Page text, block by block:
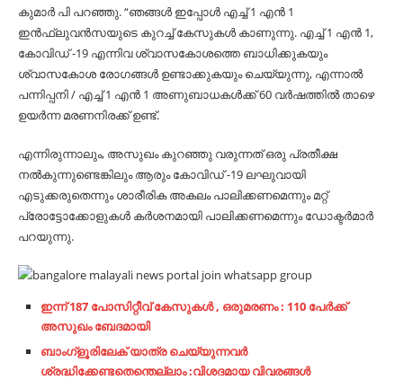
കുമാർ പി പറഞ്ഞു. “ഞങ്ങൾ ഇപ്പോൾ എച്ച് 1 എൻ 1
ഇൻഫ്ലുവൻസയുടെ കുറച്ച് കേസുകൾ കാണുന്നു. എച്ച് 1 എൻ 1,
കോവിഡ് -19 എന്നിവ ശ്വാസകോശത്തെ ബാധിക്കുകയും
ശ്വാസകോശ രോഗങ്ങൾ ഉണ്ടാക്കുകയും ചെയ്യുന്നു, എന്നാൽ
പന്നിപ്പനി / എച്ച് 1 എൻ 1 അണുബാധകൾക്ക് 60 വർഷത്തിൽ താഴെ
ഉയർന്ന മരണനിരക്ക് ഉണ്ട്.
എന്നിരുന്നാലും, അസുഖം കുറഞ്ഞു വരുന്നത് ഒരു പ്രതീക്ഷ
നൽകുന്നുണ്ടെങ്കിലും ആരും കോവിഡ് -19 ലഘുവായി
എടുക്കരുതെന്നും ശാരീരിക അകലം പാലിക്കണമെന്നും മറ്റ്
പ്രോട്ടോക്കോളുകൾ കർശനമായി പാലിക്കണമെന്നും ഡോക്ടർമാർ
പറയുന്നു.
ഇന്ന് 187 പോസിറ്റീവ് കേസുകൾ , ഒരുമരണം : 110 പേർക്ക്
അസുഖം ബേദമായി
ബാംഗ്ളൂരിലേക് യാത്ര ചെയ്യുന്നവർ
ശ്രദ്ധിക്കേണ്ടതെന്തെല്ലാം :വിശദമായ വിവരങ്ങൾ